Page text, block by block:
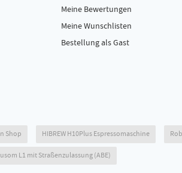
Meine Bewertungen
Meine Wunschlisten
Bestellung als Gast
Shop HIBREW H10Plus Espressomaschine
L1 mit Straßenzulassung (ABE)